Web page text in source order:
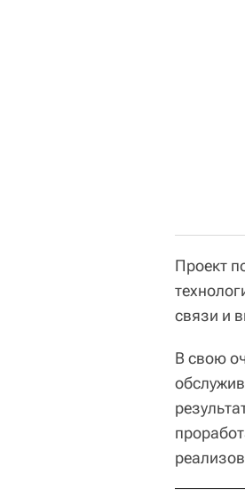
Проект
связи и
В свою